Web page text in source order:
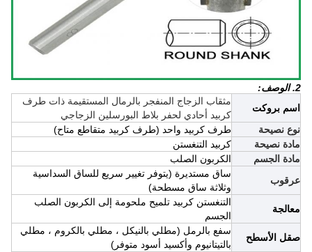
2. الوصف:
اسم بروكت
مثقاب الزجاج المنفجر بالرمال المستقيمة ذات طرف
كربيد أحادي لحفر بلاط البورسلين الزجاجي
نوع نصيحة
طرف كربيد واحد (طرف كربيد متقاطع متاح)
مادة نصيحة
كربيد التنغستن
مادة الجسم
الكربون الصلب
عرقوب
ساق مستديرة (يتوفر تغيير سريع للساق السداسية
وثلاثة ساق مسطحة)
معالجة
التنغستن كربيد تلميح ملحومة إلى الكربون الصلب
الجسم
صقل الأسطح
سفع بالرمل (مطلي بالنيكل ، مطلي بالكروم ، مطلي
بالتيتانيوم وأكسيد أسود متوفر)